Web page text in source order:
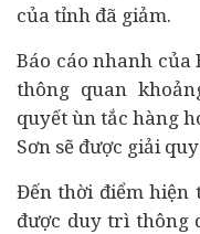
của tỉnh đã giảm.
Báo cáo nhanh của
thông quan
quyết ùn tắc hàng
Sơn sẽ được giải
Đến thời điểm hiện
được duy trì thông